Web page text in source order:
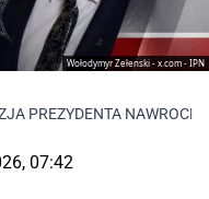
Wołodymyr Zełenski - x.com - IPN
PREZYDENTA
07:42